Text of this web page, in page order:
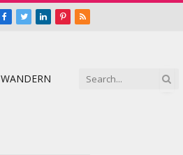
Facebook
TwitterLinkedInPinterest
RSS
WANDERN